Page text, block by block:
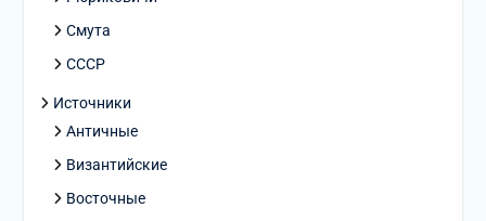
Смута
СССР
Источники
Античные
Византийские
Восточные